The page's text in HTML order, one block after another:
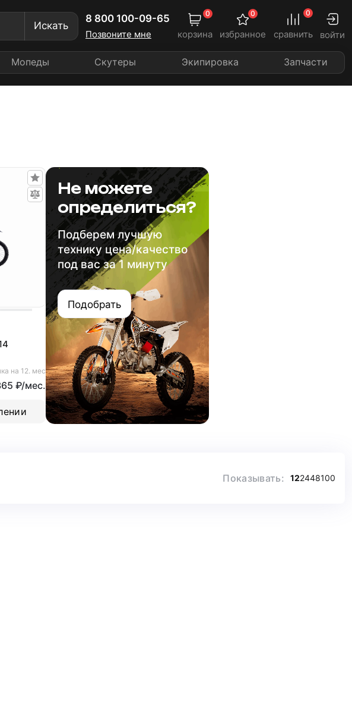
Искать
8 800 100-09-65
Позвоните мне корзина
0
избранное
0
сравнить
0
войти
Мопеды Скутеры Экипировка Запчасти
на 12. мес
₽/мес.
Не можете
определиться?
Подберем лучшую
технику цена/качество
под вас за 1 минуту
Подобрать
Показывать: 122448100